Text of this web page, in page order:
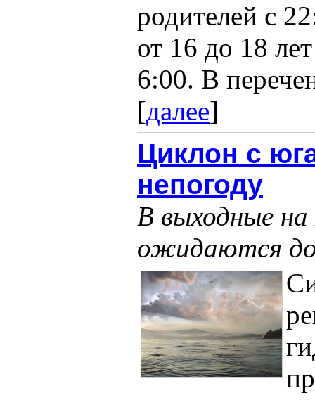
родителей с
от 16 до 18
6:00. В
[далее]
Циклон с
непогоду
В выходные
ожидаются